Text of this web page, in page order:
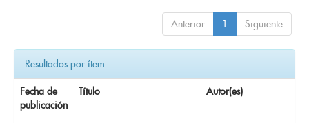
Anterior 1 Siguiente
Resultados por ítem:
Fecha de
publicación
Título Autor(es)